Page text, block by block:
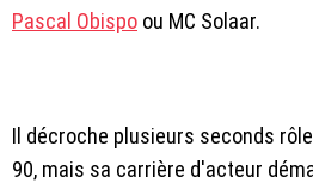
Pascal Obispo ou MC Solaar.
Il décroche plusieurs seconds
90, mais sa carrière d'acteur